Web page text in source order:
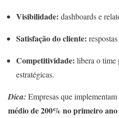
Visibilidade: dashboards e
Satisfação do cliente:
Competitividade: libera o time
estratégicas.
Dica: Empresas que
médio de 200% no primeiro ano